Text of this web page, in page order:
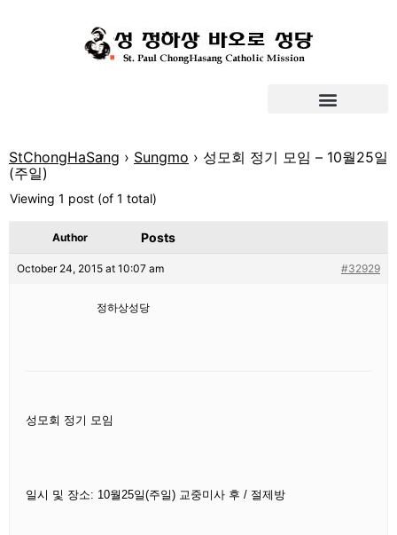
StChongHaSang › Sungmo › 성모회 정기 모임 – 10월25일
(주일)
Viewing 1 post (of 1 total)
Author Posts
October 24, 2015 at 10:07 am #32929
정하상성당
성모회 정기 모임
일시 및 장소: 10월25일(주일) 교중미사 후 / 절제방